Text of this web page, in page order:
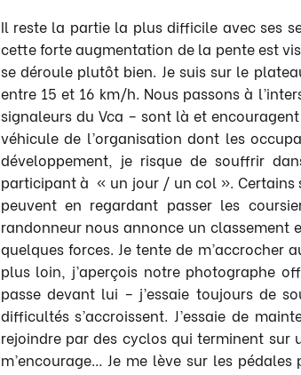
Il reste la partie la plus difficile avec ses
cette forte augmentation de la pente est
se déroule plutôt bien. Je suis sur le
entre 15 et 16 km/h. Nous passons à
signaleurs du Vca – sont là et
véhicule de l’organisation dont les
développement, je risque de souffrir
participant à « un jour / un col ». Certains
peuvent en regardant passer les
randonneur nous annonce un classement
quelques forces. Je tente de
plus loin, j’aperçois notre photographe
passe devant lui – j’essaie toujours de
difficultés s’accroissent. J’essaie de
rejoindre par des cyclos qui terminent
m’encourage… Je me lève sur les